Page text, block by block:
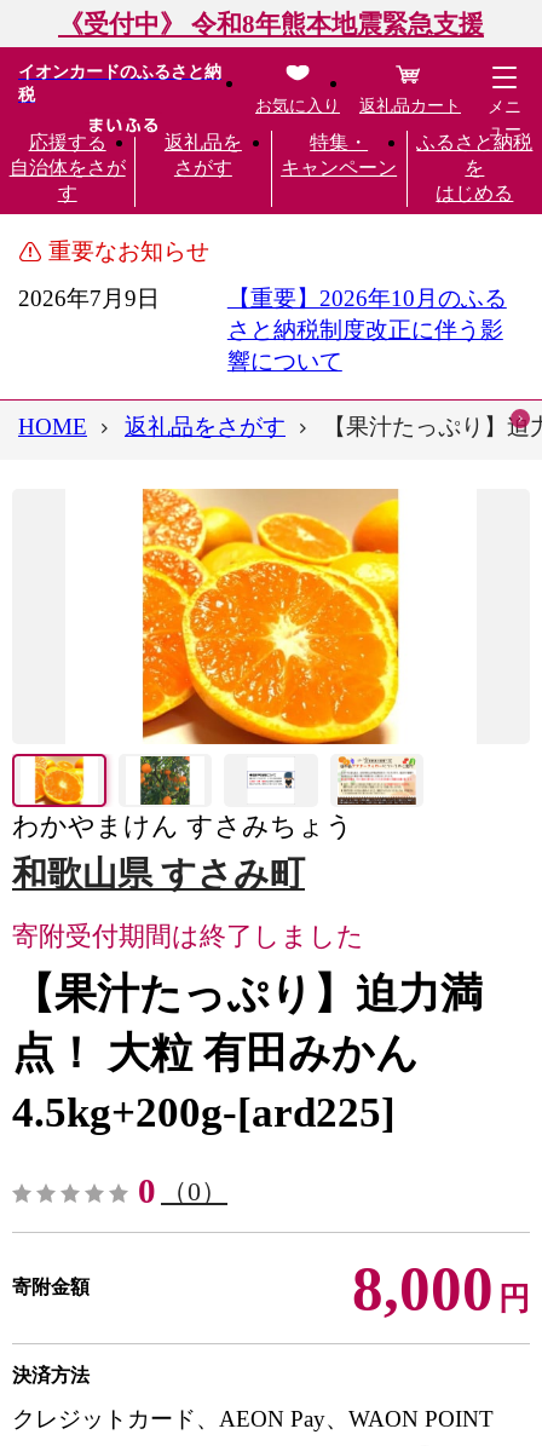
《受付中》 令和8年熊本地震緊急支援
イオンカードのふるさと納
税
応援する
自治体をさが
す
返礼品を
さがす
特集・
キャンペーン
ふるさと納税
を
はじめる
お気に入り 返礼品カート
メニ
ュー
重要なお知らせ
2026年7月9日
【重要】2026年10月のふる
さと納税制度改正に伴う影
響について
HOME 返礼品をさがす 【果汁たっぷり】
わかやまけん すさみちょう
和歌山県 すさみ町
寄附受付期間は終了しました
【果汁たっぷり】迫力満
点！ 大粒 有田みかん
4.5kg+200g-[ard225]
0 （0）
寄附金額 8,000 円
決済方法
クレジットカード、AEON Pay、WAON POINT